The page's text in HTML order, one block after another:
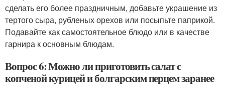
сделать его более праздничным, добавьте украшение из
тертого сыра, рубленых орехов или посыпьте паприкой.
Подавайте как самостоятельное блюдо или в качестве
гарнира к основным блюдам.
Вопрос 6: Можно ли приготовить салат с
копченой курицей и болгарским перцем заранее